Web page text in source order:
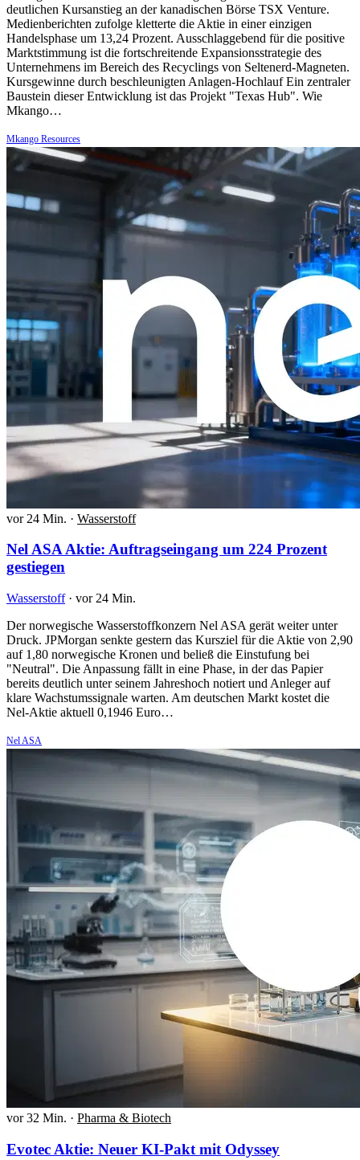
deutlichen Kursanstieg an der kanadischen Börse TSX Venture.
Medienberichten zufolge kletterte die Aktie in einer einzigen
Handelsphase um 13,24 Prozent. Ausschlaggebend für die positive
Marktstimmung ist die fortschreitende Expansionsstrategie des
Unternehmens im Bereich des Recyclings von Seltenerd-Magneten.
Kursgewinne durch beschleunigten Anlagen-Hochlauf Ein zentraler
Baustein dieser Entwicklung ist das Projekt "Texas Hub". Wie
Mkango…
Mkango Resources
vor 24 Min. · Wasserstoff
Nel ASA Aktie: Auftragseingang um 224 Prozent
gestiegen
Wasserstoff · vor 24 Min.
Der norwegische Wasserstoffkonzern Nel ASA gerät weiter unter
Druck. JPMorgan senkte gestern das Kursziel für die Aktie von 2,90
auf 1,80 norwegische Kronen und beließ die Einstufung bei
"Neutral". Die Anpassung fällt in eine Phase, in der das Papier
bereits deutlich unter seinem Jahreshoch notiert und Anleger auf
klare Wachstumssignale warten. Am deutschen Markt kostet die
Nel-Aktie aktuell 0,1946 Euro…
Nel ASA
vor 32 Min. · Pharma & Biotech
Evotec Aktie: Neuer KI-Pakt mit Odyssey